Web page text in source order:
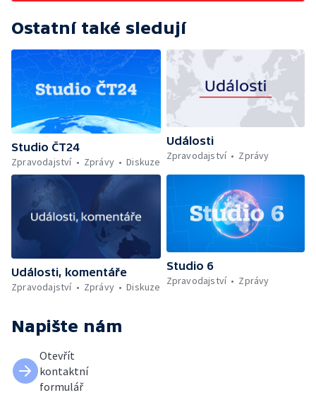
Ostatní také sledují
Studio ČT24
Zpravodajství
Zprávy Diskuze
Události
Zpravodajství
Zprávy
Události, komentáře
Zpravodajství
Zprávy Diskuze
Studio 6
Zpravodajství
Zprávy
Napište nám
Otevřít
kontaktní
formulář